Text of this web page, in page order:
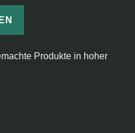
Produkte in hoher